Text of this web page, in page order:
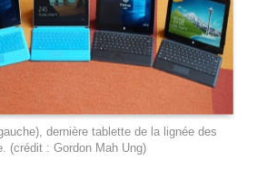
dernière tablette de la lignée des
(crédit : Gordon Mah Ung)